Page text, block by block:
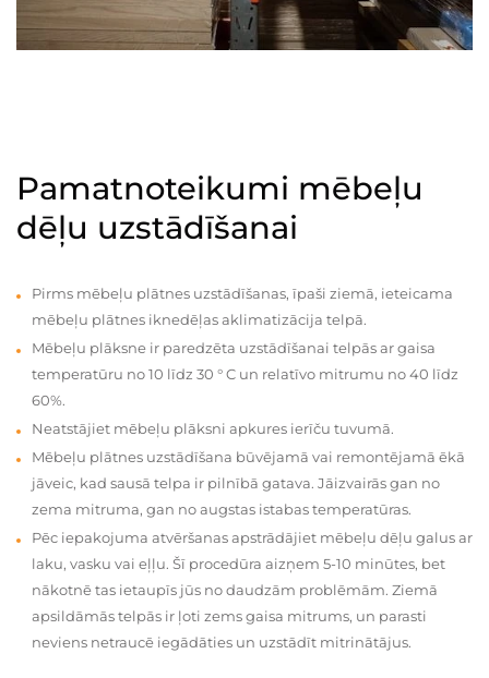
Pamatnoteikumi mēbeļu
dēļu uzstādīšanai
Pirms mēbeļu plātnes uzstādīšanas, īpaši ziemā, ieteicama
mēbeļu plātnes iknedēļas aklimatizācija telpā.
Mēbeļu plāksne ir paredzēta uzstādīšanai telpās ar gaisa
temperatūru no 10 līdz 30 ° C un relatīvo mitrumu no 40 līdz
60%.
Neatstājiet mēbeļu plāksni apkures ierīču tuvumā.
Mēbeļu plātnes uzstādīšana būvējamā vai remontējamā ēkā
jāveic, kad sausā telpa ir pilnībā gatava. Jāizvairās gan no
zema mitruma, gan no augstas istabas temperatūras.
Pēc iepakojuma atvēršanas apstrādājiet mēbeļu dēļu galus ar
laku, vasku vai eļļu. Šī procedūra aizņem 5-10 minūtes, bet
nākotnē tas ietaupīs jūs no daudzām problēmām. Ziemā
apsildāmās telpās ir ļoti zems gaisa mitrums, un parasti
neviens netraucē iegādāties un uzstādīt mitrinātājus.